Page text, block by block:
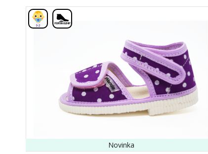
Novinka